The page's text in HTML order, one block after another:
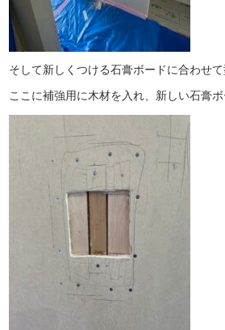
そして新しくつける石膏ボードに合わせて
ここに補強用に木材を入れ、新しい石膏ボ